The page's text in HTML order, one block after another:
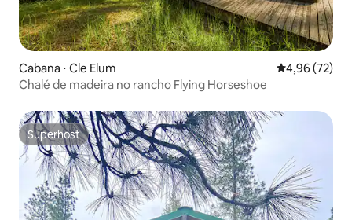
Cabana ⋅ Cle Elum 4,96 de uma
4,96 (72)
Chalé de madeira no rancho Flying Horseshoe
Superhost
Superhost